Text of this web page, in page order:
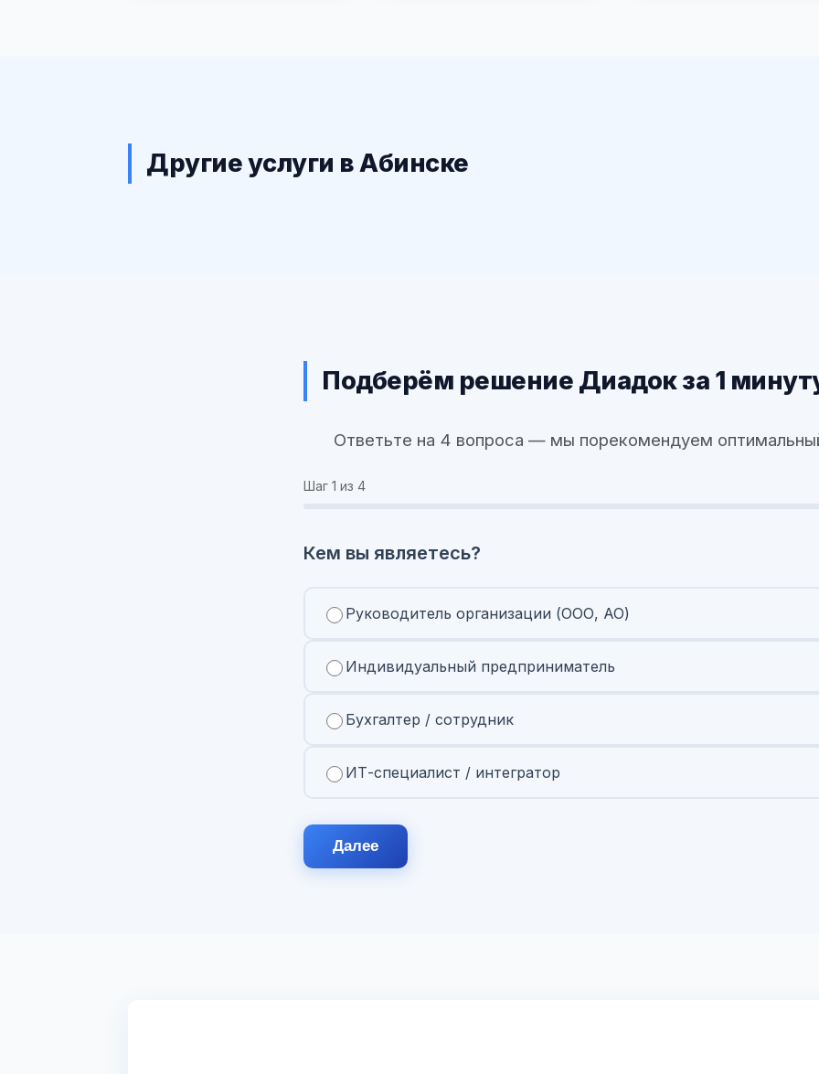
Другие услуги в Абинске
Подберём решение Диадок за 1
Ответьте на 4 вопроса — мы порекомендуем
Шаг 1 из 4
Кем вы являетесь?
Руководитель организации (ООО, АО)
Индивидуальный предприниматель
Бухгалтер / сотрудник
ИТ-специалист / интегратор
Далее